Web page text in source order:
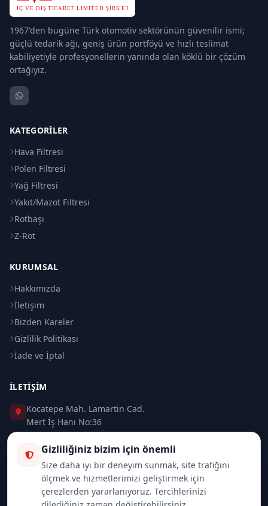
1967'den bugüne Türk otomotiv sektörünün güvenilir ismi;
güçlü tedarik ağı, geniş ürün portföyü ve hızlı teslimat
kabiliyetiyle profesyonellerin yanında olan köklü bir çözüm
ortağıyız.
KATEGORILER
Hava Filtresi
Polen Filtresi
Yağ Filtresi
Yakıt/Mazot Filtresi
Rotbaşı
Z-Rot
KURUMSAL
Hakkımızda
İletişim
Bizden Kareler
Gizlilik Politikası
İade ve İptal
İLETIŞIM
Kocatepe Mah. Lamartin Cad.
Mert İş Hanı No:36
Taksim / Beyoğlu / İSTANBUL
0 (212) 235 37 83
0 (532) 418 08 46
Gizliliğiniz bizim için önemli
Size daha iyi bir deneyim sunmak, site trafiğini
ölçmek ve hizmetlerimizi geliştirmek için
çerezlerden yararlanıyoruz. Tercihlerinizi